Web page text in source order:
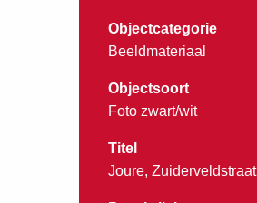
Objectcategorie
Beeldmateriaal
Objectsoort
Foto zwart/wit
Titel
Joure, Zuiderveldstraat